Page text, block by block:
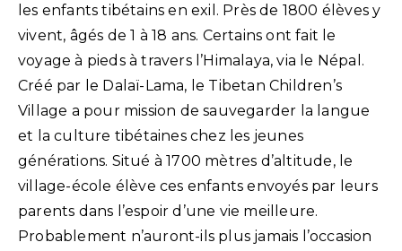
les enfants tibétains en exil. Près de 1800 élèves y
vivent, âgés de 1 à 18 ans. Certains ont fait le
voyage à pieds à travers l’Himalaya, via le Népal.
Créé par le Dalaï-Lama, le Tibetan Children’s
Village a pour mission de sauvegarder la langue
et la culture tibétaines chez les jeunes
générations. Situé à 1700 mètres d’altitude, le
village-école élève ces enfants envoyés par leurs
parents dans l’espoir d’une vie meilleure.
Probablement n’auront-ils plus jamais l’occasion